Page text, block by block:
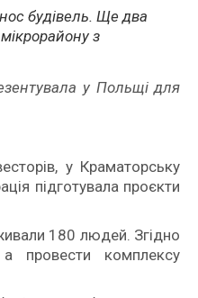
будівель. Ще два
з
у Польщі для
у Краматорську
підготувала проєкти
180 людей. Згідно
провести комплексу